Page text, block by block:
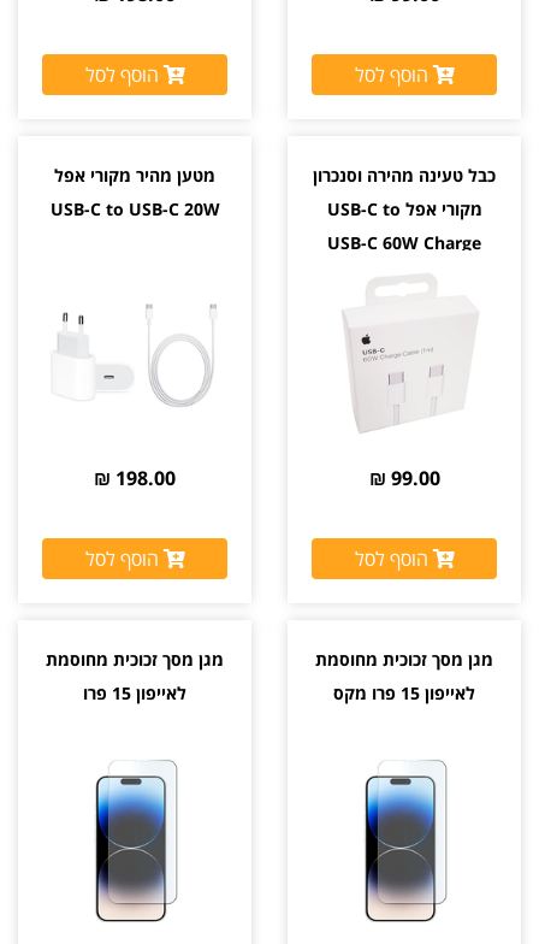
הוסף לסל הוסף לסל
כבל טעינה מהירה וסנכרון
מקורי אפל USB-C to
USB-C 60W Charge
99.00 ₪
הוסף לסל
מטען מהיר מקורי אפל
USB-C to USB-C 20W
198.00 ₪
הוסף לסל
מגן מסך זכוכית מחוסמת
לאייפון 15 פרו מקס
מגן מסך זכוכית מחוסמת
לאייפון 15 פרו